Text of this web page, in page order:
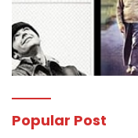
Popular Post